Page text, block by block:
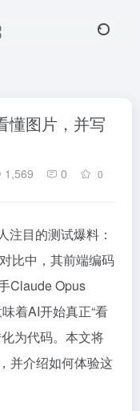
懂图片，并写
1,569 0 0
注目的测试爆料：
比中，其前端编码
Claude Opus
着AI开始真正“看
为代码。本文将
并介绍如何体验这